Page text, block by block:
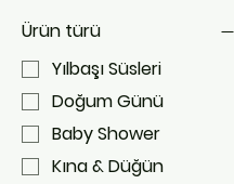
Ürün türü
Yılbaşı Süsleri
Doğum Günü
Baby Shower
Kına & Düğün